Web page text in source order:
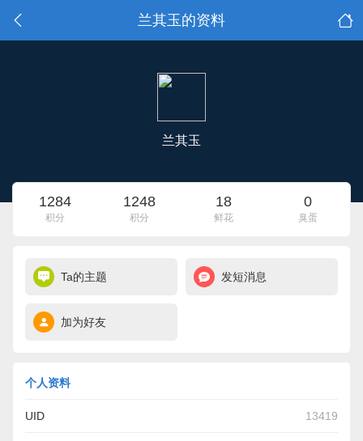
兰其玉的资料
兰其玉
1284
积分
1248
积分
18
鲜花
0
臭蛋
Ta的主题 发短消息
加为好友
个人资料
UID 13419